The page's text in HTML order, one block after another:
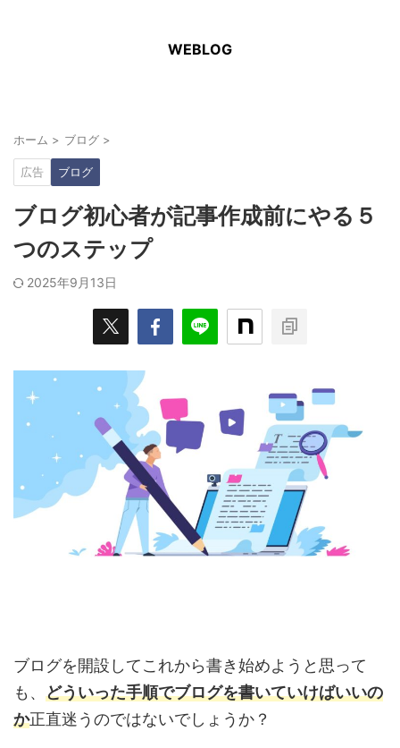
WEBLOG
ホーム > ブログ >
広告 ブログ
ブログ初心者が記事作成前にやる５
つのステップ
2025年9月13日
ブログを開設してこれから書き始めようと思って
も、 どういった手順でブログを書いていけばいいの
か正直迷うのではないでしょうか？